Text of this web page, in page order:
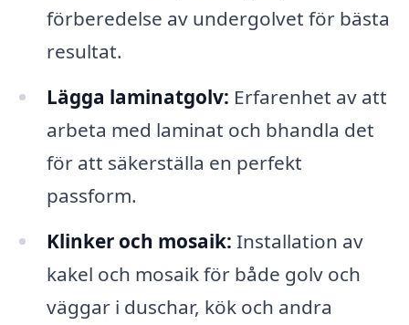
förberedelse av undergolvet för bästa
resultat.
Lägga laminatgolv: Erfarenhet av att
arbeta med laminat och bhandla det
för att säkerställa en perfekt
passform.
Klinker och mosaik: Installation av
kakel och mosaik för både golv och
väggar i duschar, kök och andra